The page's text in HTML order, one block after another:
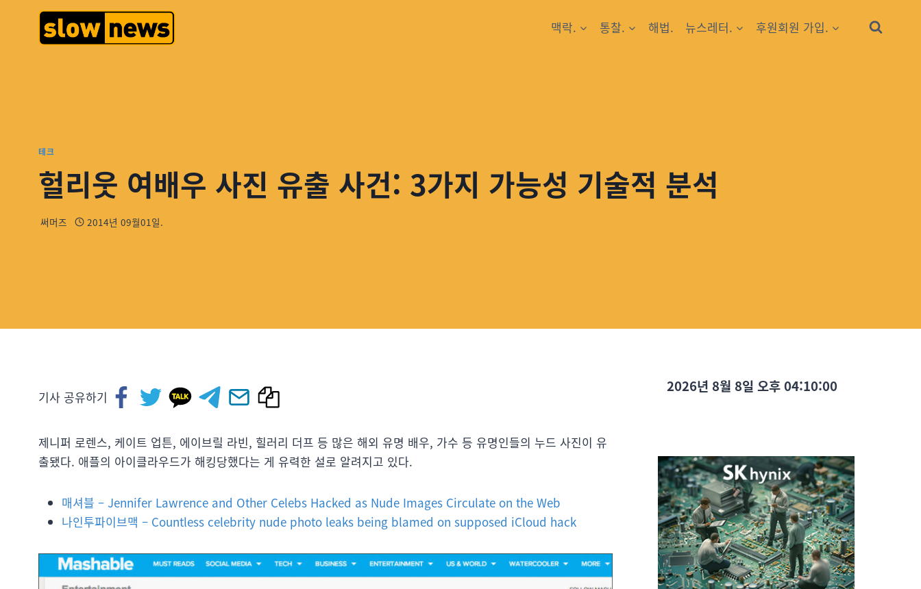
맥락. 통찰. 해법. 뉴스레터. 후원회원 가입.
테크
헐리웃 여배우 사진 유출 사건: 3가지 가능성 기술적 분석
써머즈 2014년 09월01일.
기사 공유하기
제니퍼 로렌스, 케이트 업튼, 에이브릴 라빈, 힐러리 더프 등 많은 해외 유명 배우, 가수 등 유명인들의 누드 사진이 유
출됐다. 애플의 아이클라우드가 해킹당했다는 게 유력한 설로 알려지고 있다.
매셔블 – Jennifer Lawrence and Other Celebs Hacked as Nude Images Circulate on the Web
나인투파이브맥 – Countless celebrity nude photo leaks being blamed on supposed iCloud hack
2026년 8월 8일 오후 04:10:01